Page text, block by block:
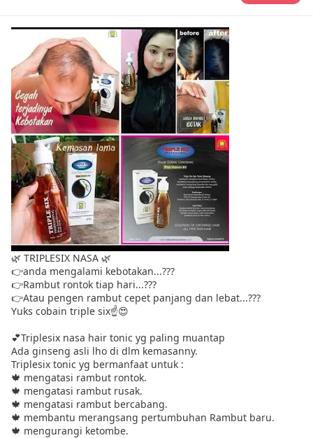
🌿 TRIPLESIX NASA 🌿
👉anda mengalami kebotakan...???
👉Rambut rontok tiap hari...???
👉Atau pengen rambut cepet panjang dan lebat...???
Yuks cobain triple six☝️😍
💕Triplesix nasa hair tonic yg paling muantap
Ada ginseng asli lho di dlm kemasanny.
Triplesix tonic yg bermanfaat untuk :
🍁 mengatasi rambut rontok.
🍁 mengatasi rambut rusak.
🍁 mengatasi rambut bercabang.
🍁 membantu merangsang pertumbuhan Rambut baru.
🍁 mengurangi ketombe.